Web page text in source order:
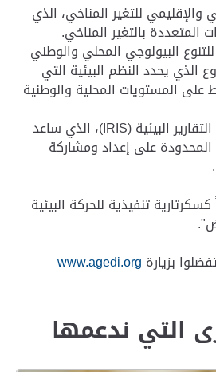
والإقليمي للتغير المناخي، الذي
بالتغير المناخي.
البيولوجي المحلي والوطني
الذي يحدد النظم البيئية التي
المستويات المحلية والوطنية
نظام معلومات مؤشرات التقارير البيئية (IRIS)، الذي ساعد
على إعداد ومشاركة
تنفيذية للحركة البيئية
بزيارة www.agedi.org
التي ندعمها